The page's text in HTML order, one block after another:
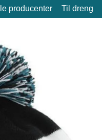
producenter Til dreng